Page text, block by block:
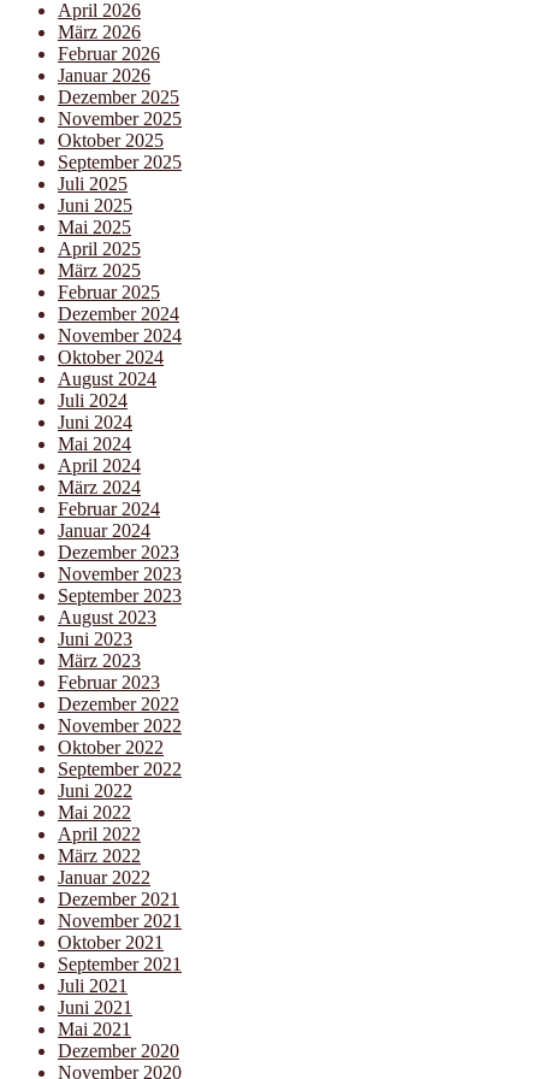
April 2026
März 2026
Februar 2026
Januar 2026
Dezember 2025
November 2025
Oktober 2025
September 2025
Juli 2025
Juni 2025
Mai 2025
April 2025
März 2025
Februar 2025
Dezember 2024
November 2024
Oktober 2024
August 2024
Juli 2024
Juni 2024
Mai 2024
April 2024
März 2024
Februar 2024
Januar 2024
Dezember 2023
November 2023
September 2023
August 2023
Juni 2023
März 2023
Februar 2023
Dezember 2022
November 2022
Oktober 2022
September 2022
Juni 2022
Mai 2022
April 2022
März 2022
Januar 2022
Dezember 2021
November 2021
Oktober 2021
September 2021
Juli 2021
Juni 2021
Mai 2021
Dezember 2020
November 2020